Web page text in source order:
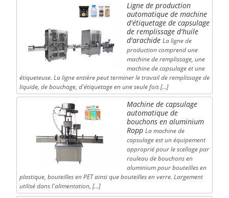
Ligne de production
automatique de machine
d'étiquetage de capsulage
de remplissage d'huile
d'arachide La ligne de
production comprend une
machine de remplissage, une
machine de capsulage et une
étiqueteuse. La ligne entière peut terminer le travail de remplissage de
liquide, de bouchage, d'étiquetage en une seule fois […]
Machine de capsulage
automatique de
bouchons en aluminium
Ropp La machine de
capsulage est un équipement
approprié pour le scellage par
rouleau de bouchons en
aluminium pour bouteilles en
plastique, bouteilles en PET ainsi que bouteilles en verre. Largement
utilisé dans l'alimentation, […]